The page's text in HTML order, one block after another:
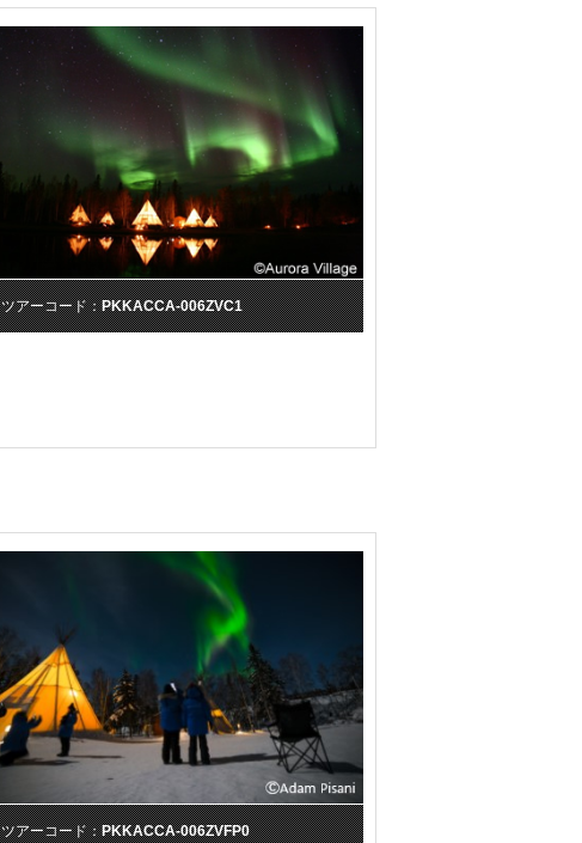
ツアーコード：PKKACCA-006ZVC1
ツアーコード：PKKACCA-006ZVFP0